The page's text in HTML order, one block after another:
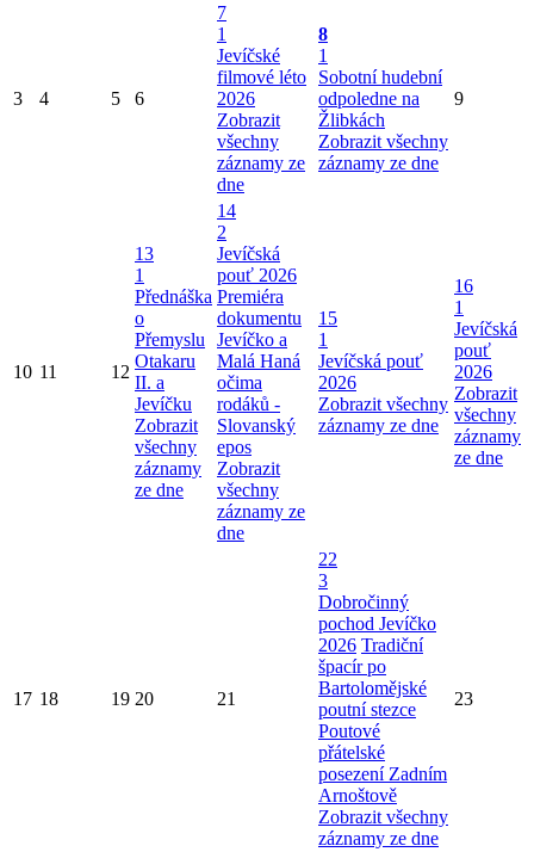
3 4 5 6
7
1
Jevíčské
filmové léto
2026
Zobrazit
všechny
záznamy ze
dne
8
1
Sobotní hudební
odpoledne na
Žlibkách
Zobrazit všechny
záznamy ze dne
9
10 11 12
13
1
Přednáška
o
Přemyslu
Otakaru
II. a
Jevíčku
Zobrazit
všechny
záznamy
ze dne
14
2
Jevíčská
pouť 2026
Premiéra
dokumentu
Jevíčko a
Malá Haná
očima
rodáků -
Slovanský
epos
Zobrazit
všechny
záznamy ze
dne
15
1
Jevíčská pouť
2026
Zobrazit všechny
záznamy ze dne
16
1
Jevíčská
pouť
2026
Zobrazit
všechny
záznamy
ze dne
17 18 19 20 21
22
3
Dobročinný
pochod Jevíčko
2026 Tradiční
špacír po
Bartolomějské
poutní stezce
Poutové
přátelské
posezení Zadním
Arnoštově
Zobrazit všechny
záznamy ze dne
23